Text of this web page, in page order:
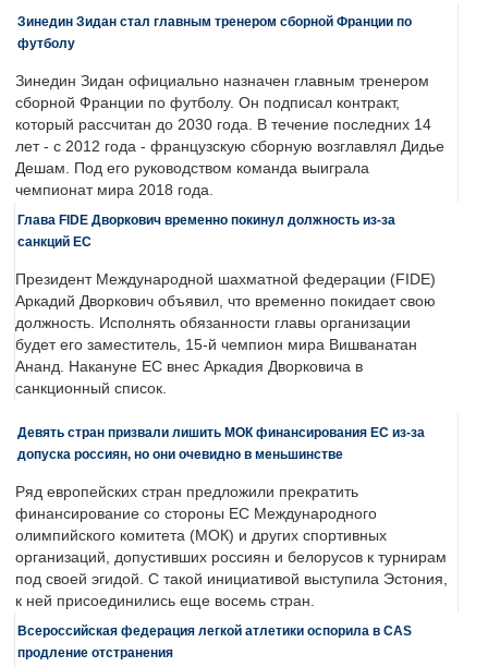
Зинедин Зидан стал главным тренером сборной Франции по
футболу
Зинедин Зидан официально назначен главным тренером
сборной Франции по футболу. Он подписал контракт,
который рассчитан до 2030 года. В течение последних 14
лет - с 2012 года - французскую сборную возглавлял Дидье
Дешам. Под его руководством команда выиграла
чемпионат мира 2018 года.
Глава FIDE Дворкович временно покинул должность из-за
санкций ЕС
Президент Международной шахматной федерации (FIDE)
Аркадий Дворкович объявил, что временно покидает свою
должность. Исполнять обязанности главы организации
будет его заместитель, 15-й чемпион мира Вишванатан
Ананд. Накануне ЕС внес Аркадия Дворковича в
санкционный список.
Девять стран призвали лишить МОК финансирования ЕС из-за
допуска россиян, но они очевидно в меньшинстве
Ряд европейских стран предложили прекратить
финансирование со стороны ЕС Международного
олимпийского комитета (МОК) и других спортивных
организаций, допустивших россиян и белорусов к турнирам
под своей эгидой. С такой инициативой выступила Эстония,
к ней присоединились еще восемь стран.
Всероссийская федерация легкой атлетики оспорила в CAS
продление отстранения